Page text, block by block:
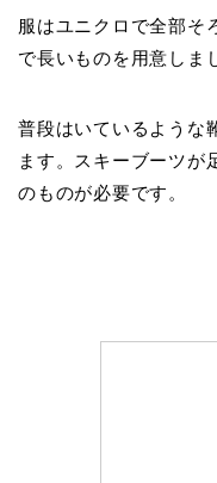
服はユニクロで全部そ
で長いものを用意しま
普段はいているような
ます。スキーブーツが
のものが必要です。